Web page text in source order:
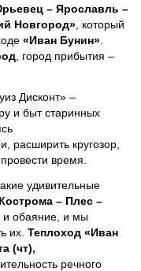
– Ярославль –
Новгород» , который
«Иван Бунин»
, город прибытия –
Дисконт» –
и быт старинных
расширить кругозор,
время.
удивительные
– Плес –
и обаяние, и мы
их. Теплоход «Иван
(чт),
речного